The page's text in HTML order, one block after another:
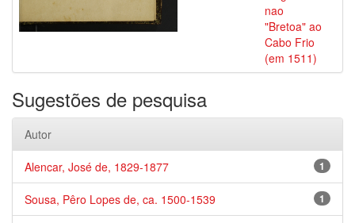
nao
"Bretoa" ao
Cabo Frio
(em 1511)
Sugestões de pesquisa
Autor
1
Alencar, José de, 1829-1877
1
Sousa, Pêro Lopes de, ca. 1500-1539